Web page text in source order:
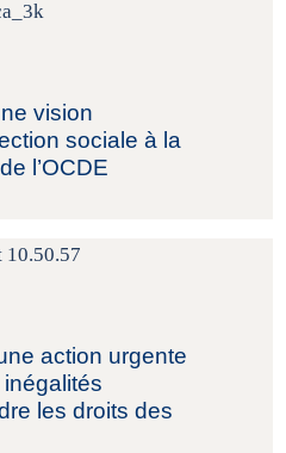
vision
sociale à la
l’OCDE
action urgente
les droits des